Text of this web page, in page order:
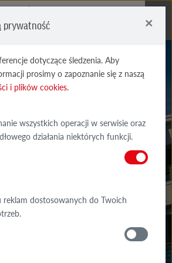
prywatność ×
dotyczące śledzenia. Aby
prosimy o zapoznanie się z naszą
i plików cookies.
wszystkich operacji w serwisie oraz
działania niektórych funkcji.
reklam dostosowanych do Twoich